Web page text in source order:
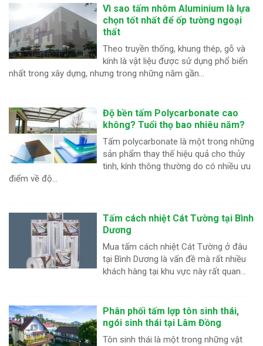
Vì sao tấm nhôm Aluminium là lựa
chọn tốt nhất để ốp tường ngoại
thất
Theo truyền thống, khung thép, gỗ và
kính là vật liệu được sử dụng phổ biến
nhất trong xây dựng, nhưng trong những năm gần...
Độ bền tấm Polycarbonate cao
không? Tuổi thọ bao nhiêu năm?
Tấm polycarbonate là một trong những
sản phẩm thay thế hiệu quả cho thủy
tinh, kính thông thường do có nhiều ưu
điểm về độ...
Tấm cách nhiệt Cát Tường tại Bình
Dương
Mua tấm cách nhiệt Cát Tường ở đâu
tại Bình Dương là vấn đề mà rất nhiều
khách hàng tại khu vực này rất quan...
Phân phối tấm lợp tôn sinh thái,
ngói sinh thái tại Lâm Đồng
Tôn sinh thái là một trong những vật